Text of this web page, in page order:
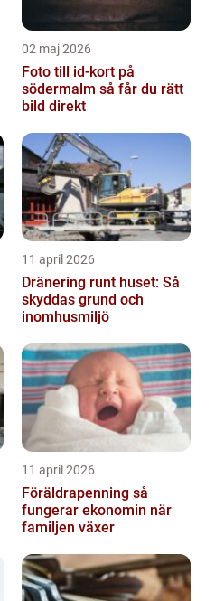
02 maj 2026
Foto till id-kort på
södermalm så får du rätt
bild direkt
11 april 2026
Dränering runt huset: Så
skyddas grund och
inomhusmiljö
11 april 2026
Föräldrapenning så
fungerar ekonomin när
familjen växer